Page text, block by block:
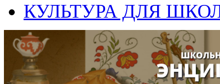
КУЛЬТУРА ДЛЯ